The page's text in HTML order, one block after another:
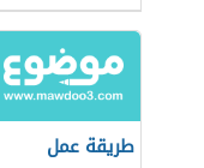
طريقة عمل